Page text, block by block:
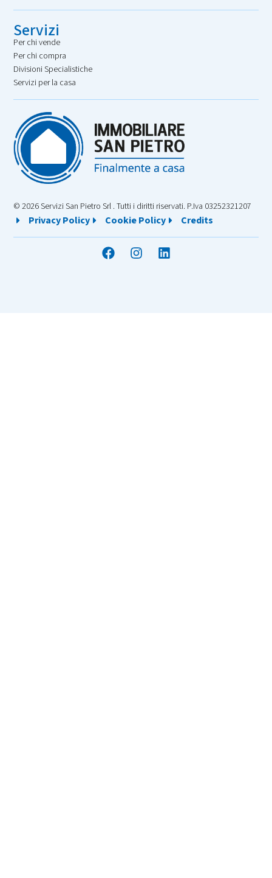
© 2026 Servizi San Pietro Srl . Tutti i diritti riservati. P.Iva 03252321207
Privacy Policy Cookie Policy Credits
Servizi
Per chi vende
Per chi compra
Divisioni Specialistiche
Servizi per la casa